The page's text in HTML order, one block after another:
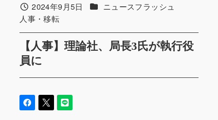
【人事】理論社、局長3氏が執行役
員に
投稿日2024年9月5日 カテゴリー
ニュースフラッシュ
カテゴリー
人事・移転